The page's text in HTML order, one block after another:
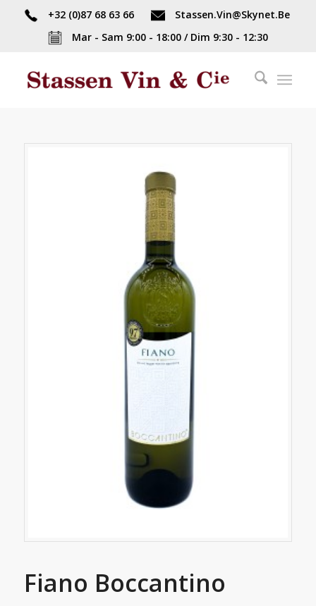
+32 (0)87 68 63 66
Stassen.Vin@Skynet.Be
Mar - Sam 9:00 - 18:00 / Dim 9:30 - 12:30
Fiano Boccantino